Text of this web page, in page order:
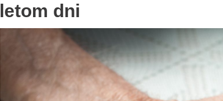
letom dni